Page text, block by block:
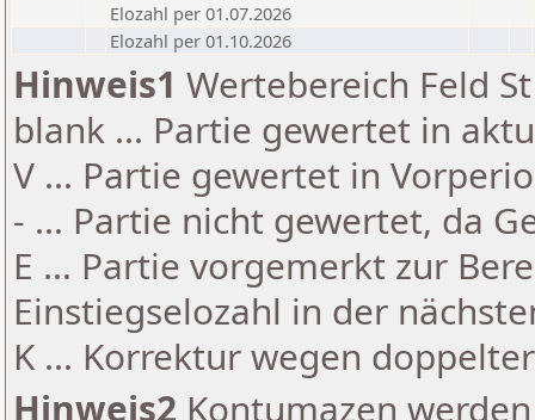
Elozahl per 01.07.2026
Elozahl per 01.10.2026
Hinweis1 Wertebereich Feld
blank ... Partie gewertet in
V ... Partie gewertet in
- ... Partie nicht gewertet, da
E ... Partie vorgemerkt zur
Einstiegselozahl in der
K ... Korrektur wegen
Hinweis2 Kontumazen